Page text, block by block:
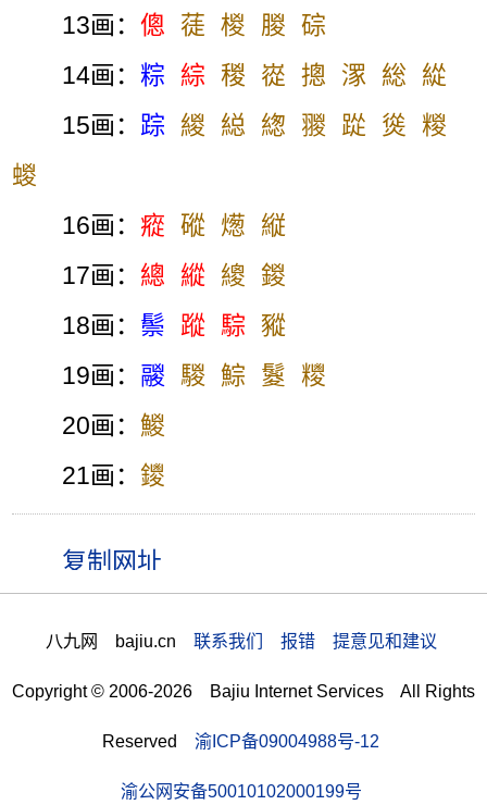
13画：傯 蓗 椶 朡 碂
14画：粽 綜 稯 嵸 摠 潈 総
緃
15画： 踪 緵 縂 緫 翪 踨 熧 糉
蝬
16画： 瘲 磫 燪
縦
17画： 總 縱 繌 鍐
18画： 鬃 蹤 騌 豵
19画： 鬷 騣 鯮 鬉 糭
20画：鯼
21画： 鑁
八九网 bajiu.cn 联系我们 报错 提意见和建议
Copyright © 2006-2026 Bajiu Internet Services All Rights
Reserved 渝ICP备09004988号-12
渝公网安备50010102000199号